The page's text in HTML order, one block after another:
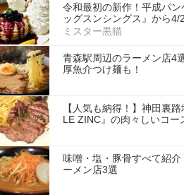
令和最初の新作！平成パ
ッグスンシングス』から4/
ミスター黒猫
青森駅周辺のラーメン店4
厚魚介つけ麺も！
【人気も納得！】神田裏
LE ZINC』の肉々しいコー
味噌・塩・豚骨すべて紹
ーメン店3選